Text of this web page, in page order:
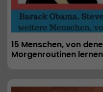
15 Menschen, von
Morgenroutinen